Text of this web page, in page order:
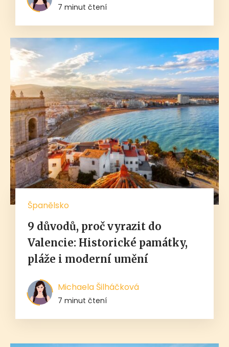
7 minut čtení
Španělsko
9 důvodů, proč vyrazit do
Valencie: Historické památky,
pláže i moderní umění
Michaela Šilháčková
7 minut čtení